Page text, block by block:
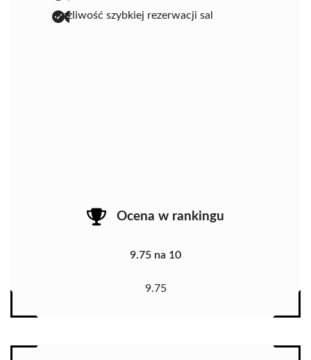
możliwość szybkiej rezerwacji sal
Ocena w rankingu
9.75 na 10
9.75